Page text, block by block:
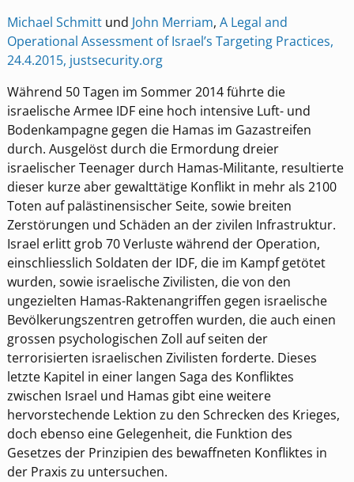
Michael Schmittund John Merriam, A Legal and
Operational Assessment of Israel’s Targeting Practices,
24.4.2015, justsecurity.org
Während 50 Tagen im Sommer 2014 führte die
israelische Armee IDF eine hoch intensive Luft- und
Bodenkampagne gegen die Hamas im Gazastreifen
durch. Ausgelöst durch die Ermordung dreier
israelischer Teenager durch Hamas-Militante, resultierte
dieser kurze aber gewalttätige Konflikt in mehr als 2100
Toten auf palästinensischer Seite, sowie breiten
Zerstörungen und Schäden an der zivilen Infrastruktur.
Israel erlitt grob 70 Verluste während der Operation,
einschliesslich Soldaten der IDF, die im Kampf getötet
wurden, sowie israelische Zivilisten, die von den
ungezielten Hamas-Raktenangriffen gegen israelische
Bevölkerungszentren getroffen wurden, die auch einen
grossen psychologischen Zoll auf seiten der
terrorisierten israelischen Zivilisten forderte. Dieses
letzte Kapitel in einer langen Saga des Konfliktes
zwischen Israel und Hamas gibt eine weitere
hervorstechende Lektion zu den Schrecken des Krieges,
doch ebenso eine Gelegenheit, die Funktion des
Gesetzes der Prinzipien des bewaffneten Konfliktes in
der Praxis zu untersuchen.